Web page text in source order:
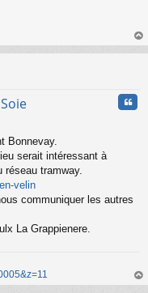
au
Bonnevay.
serait intéressant à
réseau tramway.
velin
communiquer les autres
La Grappienere.
au